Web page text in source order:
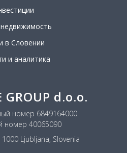
в Словении
и аналитика
GROUP d.o.o.
номер 6849164000
номер 40065090
Ljubljana, Slovenia